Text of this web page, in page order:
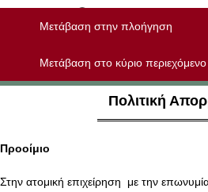
Μετάβαση στην πλοήγηση
Μετάβαση στο κύριο περιεχόμενο
Μενού
Πολιτική
Προοίμιο
Στην ατομική επιχείρηση με την